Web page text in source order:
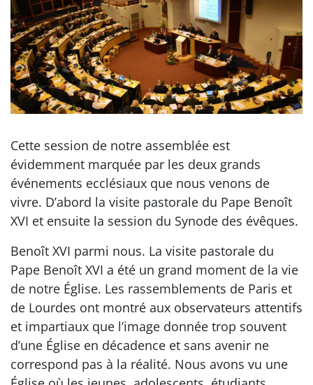
Cette session de notre assemblée est
évidemment marquée par les deux grands
événements ecclésiaux que nous venons de
vivre. D’abord la visite pastorale du Pape Benoît
XVI et ensuite la session du Synode des évêques.
Benoît XVI parmi nous. La visite pastorale du
Pape Benoît XVI a été un grand moment de la vie
de notre Église. Les rassemblements de Paris et
de Lourdes ont montré aux observateurs attentifs
et impartiaux que l’image donnée trop souvent
d’une Église en décadence et sans avenir ne
correspond pas à la réalité. Nous avons vu une